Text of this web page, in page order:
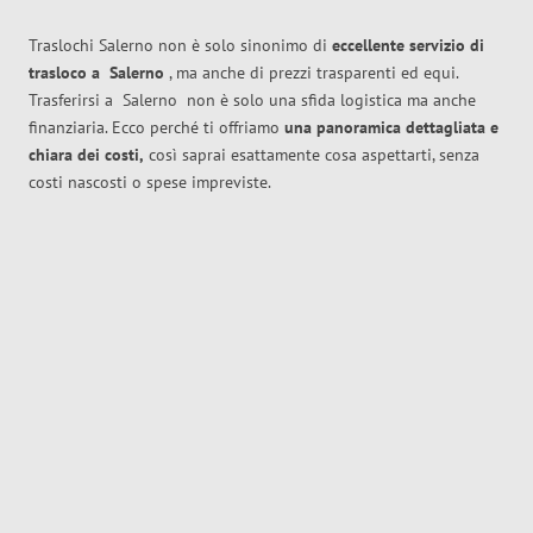
Traslochi Salerno non è solo sinonimo di eccellente servizio di
trasloco a Salerno , ma anche di prezzi trasparenti ed equi.
Trasferirsi a Salerno non è solo una sfida logistica ma anche
finanziaria. Ecco perché ti offriamo una panoramica dettagliata e
chiara dei costi, così saprai esattamente cosa aspettarti, senza
costi nascosti o spese impreviste.